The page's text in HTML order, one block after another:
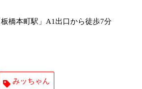
橋本町駅」A1出口から徒歩7分
みッちゃん